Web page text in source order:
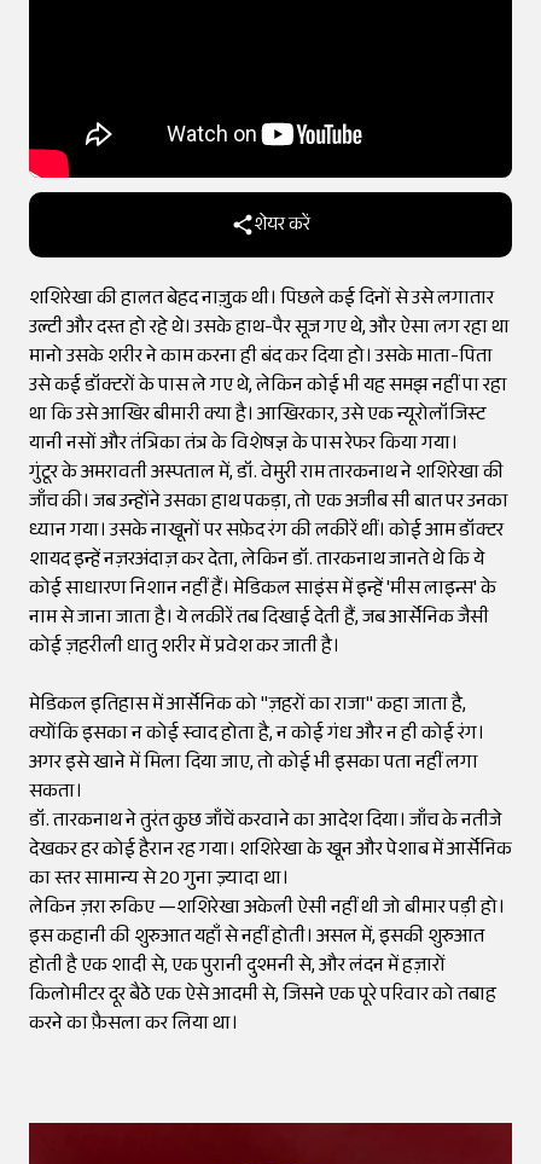
शेयर करें
शशिरेखा की हालत बेहद नाज़ुक थी। पिछले कई दिनों से उसे लगातार
उल्टी और दस्त हो रहे थे। उसके हाथ-पैर सूज गए थे, और ऐसा लग रहा था
मानो उसके शरीर ने काम करना ही बंद कर दिया हो। उसके माता-पिता
उसे कई डॉक्टरों के पास ले गए थे, लेकिन कोई भी यह समझ नहीं पा रहा
था कि उसे आखिर बीमारी क्या है। आखिरकार, उसे एक न्यूरोलॉजिस्ट
यानी नसों और तंत्रिका तंत्र के विशेषज्ञ के पास रेफर किया गया।
गुंटूर के अमरावती अस्पताल में, डॉ. वेमुरी राम तारकनाथ ने शशिरेखा की
जाँच की। जब उन्होंने उसका हाथ पकड़ा, तो एक अजीब सी बात पर उनका
ध्यान गया। उसके नाखूनों पर सफ़ेद रंग की लकीरें थीं। कोई आम डॉक्टर
शायद इन्हें नज़रअंदाज़ कर देता, लेकिन डॉ. तारकनाथ जानते थे कि ये
कोई साधारण निशान नहीं हैं। मेडिकल साइंस में इन्हें 'मीस लाइन्स' के
नाम से जाना जाता है। ये लकीरें तब दिखाई देती हैं, जब आर्सेनिक जैसी
कोई ज़हरीली धातु शरीर में प्रवेश कर जाती है।
मेडिकल इतिहास में आर्सेनिक को "ज़हरों का राजा" कहा जाता है,
क्योंकि इसका न कोई स्वाद होता है, न कोई गंध और न ही कोई रंग।
अगर इसे खाने में मिला दिया जाए, तो कोई भी इसका पता नहीं लगा
सकता।
डॉ. तारकनाथ ने तुरंत कुछ जाँचें करवाने का आदेश दिया। जाँच के नतीजे
देखकर हर कोई हैरान रह गया। शशिरेखा के खून और पेशाब में आर्सेनिक
का स्तर सामान्य से 20 गुना ज़्यादा था।
लेकिन ज़रा रुकिए —शशिरेखा अकेली ऐसी नहीं थी जो बीमार पड़ी हो।
इस कहानी की शुरुआत यहाँ से नहीं होती। असल में, इसकी शुरुआत
होती है एक शादी से, एक पुरानी दुश्मनी से, और लंदन में हज़ारों
किलोमीटर दूर बैठे एक ऐसे आदमी से, जिसने एक पूरे परिवार को तबाह
करने का फ़ैसला कर लिया था।